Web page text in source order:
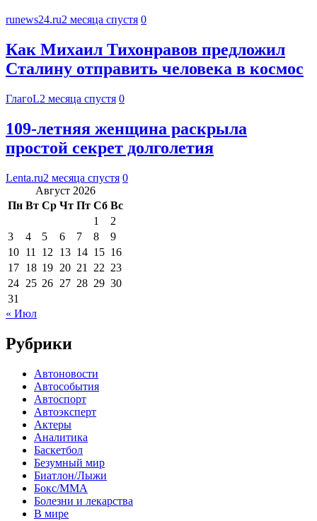
runews24.ru2 месяца спустя 0
Как Михаил Тихонравов предложил
Сталину отправить человека в космос
ГлагоL2 месяца спустя 0
109-летняя женщина раскрыла
простой секрет долголетия
Lenta.ru2 месяца спустя 0
Август 2026
Пн Вт Ср Чт Пт Сб Вс
1
2
3
4 5 6 7 8
9
10 11 12 13 14 15 16
17 18 19 20 21 22 23
24 25 26 27 28 29 30
31
« Июл
Рубрики
Автоновости
Автособытия
Автоспорт
Автоэксперт
Актеры
Аналитика
Баскетбол
Безумный мир
Биатлон/Лыжи
Бокс/MMA
Болезни и лекарства
В мире